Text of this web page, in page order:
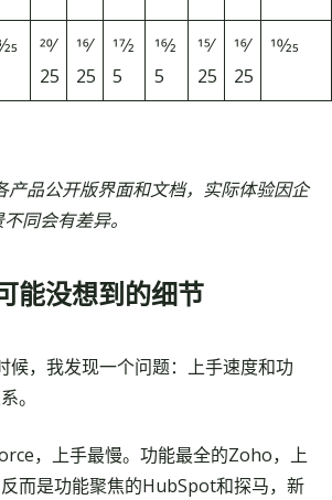
20⁄
25
16⁄
25
17⁄2
5
16⁄2
5
15⁄
25
16⁄
25
10⁄25
产品公开版界面和文档，实际体验因企
同会有差异。
能没想到的细节
候，我发现一个问题：上手速度和功
。
，上手最慢。功能最全的Zoho，上
而是功能聚焦的HubSpot和探马，新